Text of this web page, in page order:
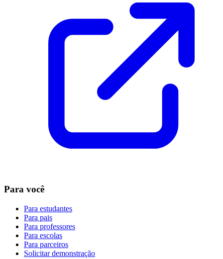
Para você
Para estudantes
Para pais
Para professores
Para escolas
Para parceiros
Solicitar demonstração